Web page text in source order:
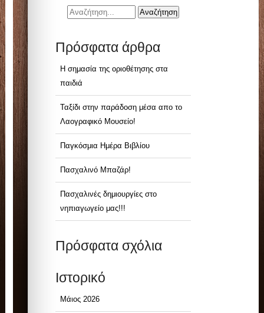
Πρόσφατα άρθρα
Η σημασία της οριοθέτησης στα
παιδιά
Ταξίδι στην παράδοση μέσα απο το
Λαογραφικό Μουσείο!
Παγκόσμια Ημέρα Βιβλίου
Πασχαλινό Μπαζάρ!
Πασχαλινές δημιουργίες στο
νηπιαγωγείο μας!!!
Πρόσφατα σχόλια
Ιστορικό
Μάιος 2026